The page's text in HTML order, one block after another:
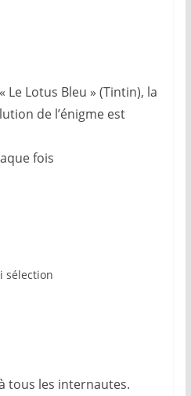
Le Lotus Bleu » (Tintin), la
de l’énigme est
fois
sélection
tous les internautes.